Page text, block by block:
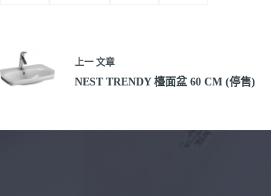
上一 文章
NEST TRENDY 檯面盆 60 CM (停售)